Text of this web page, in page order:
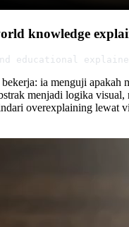
knowledge
educational
ia menguji apakah
menjadi logika visual,
overexplaining lewat